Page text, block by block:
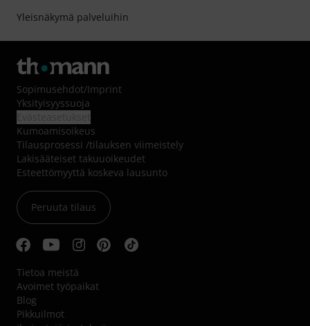
Yleisnäkymä palveluihin
Sopimusehdot/Imprint
Yksityisyyssuoja
Kumoamisoikeus
Tilausprosessi /tilauksen viimeistely
Lakisääteiset takuuoikeudet
Esteettömyyttä koskeva lausunto
Peruuta tilaus
Tietoa meistä
Avoimet työpaikat
Blog
Pikkuilmot